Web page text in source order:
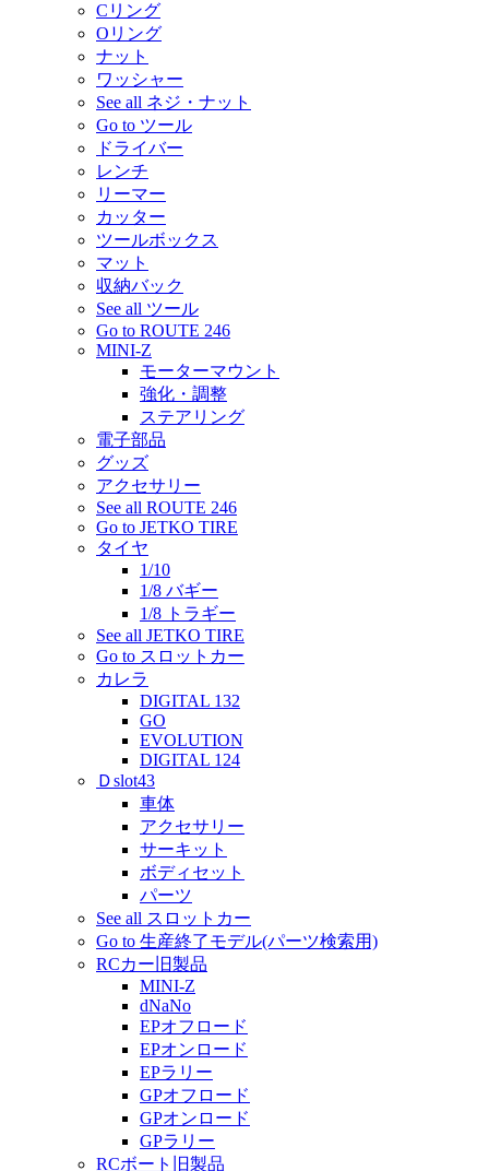
Cリング
Oリング
ナット
ワッシャー
See all ネジ・ナット
Go to ツール
ドライバー
レンチ
リーマー
カッター
ツールボックス
マット
収納バック
See all ツール
Go to ROUTE 246
MINI-Z
モーターマウント
強化・調整
ステアリング
電子部品
グッズ
アクセサリー
See all ROUTE 246
Go to JETKO TIRE
タイヤ
1/10
1/8 バギー
1/8 トラギー
See all JETKO TIRE
Go to スロットカー
カレラ
DIGITAL 132
GO
EVOLUTION
DIGITAL 124
Ｄslot43
車体
アクセサリー
サーキット
ボディセット
パーツ
See all スロットカー
Go to 生産終了モデル(パーツ検索用)
RCカー旧製品
MINI-Z
dNaNo
EPオフロード
EPオンロード
EPラリー
GPオフロード
GPオンロード
GPラリー
RCボート旧製品